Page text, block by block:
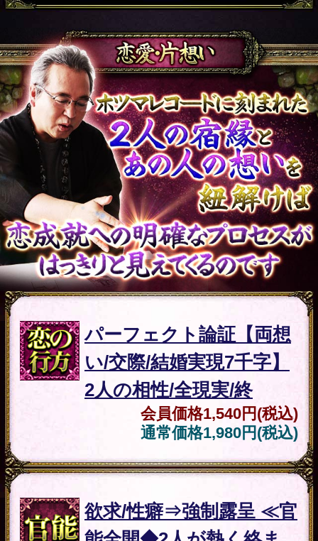
通常価格1,650円(税込)
片想い
待つのはもうイヤ“好き
⇔嫌い/今すぐ教え
て！”相手の本心と恋結
末
会員価格1,320円(税込)
通常価格1,650円(税込)
あの人
の気持
ち
何かよそよそしい【緊張
のせい？/無関心なの？】
相手の本音/恋脈/終
会員価格1,320円(税込)
通常価格1,650円(税込)
官能
※赤面注意※昼⇒夜豹変
◆相手のエロい顔＆本音
暴露◆2人のSEX/結末
会員価格1,320円(税込)
通常価格1,650円(税込)
不倫
W不倫◆2人は最後、家庭
情・現実と決断/愛終
会員価格1,320円(税込)
通常価格1,650円(税込)